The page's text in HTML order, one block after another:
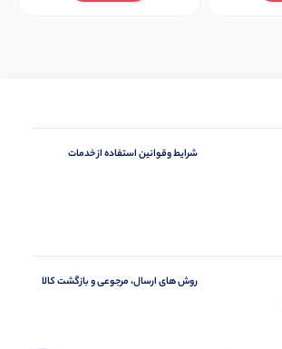
شرایط وقوانین استفاده از خدمات
روش های ارسال، مرجوعی و بازگشت کالا